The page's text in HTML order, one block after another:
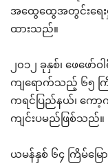
အထွေထွေအတွင်းရေးမှူ
ထားသည်။
၂၀၁၂ ခုနှစ်၊ ဖေဖ
ကျရောက်သည့် ၆၅ က
ကရင်ပြည်နယ်၊ ကေ
ကျင်းပမည်ဖြစ်သည်။
ယမန်နှစ် ၆၄ ကြိမ်မြ